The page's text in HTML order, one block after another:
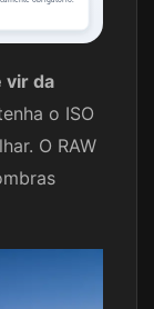
vir da
o ISO
O RAW